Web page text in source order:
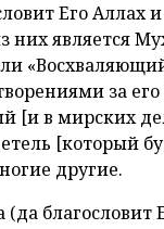
Его Аллах
них является
за
[и в мирских
[который
другие.
благословит